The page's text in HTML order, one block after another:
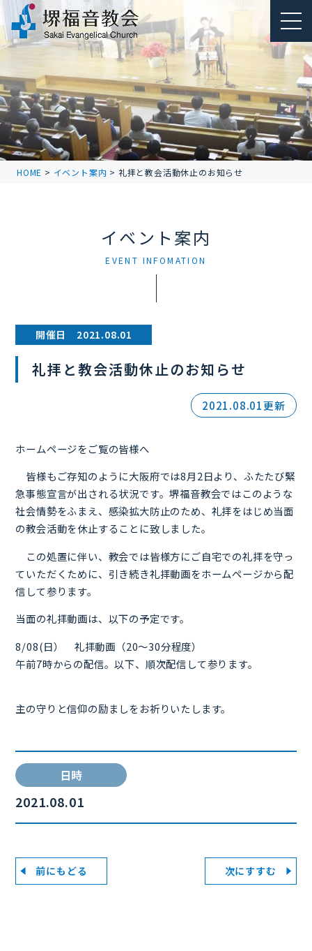
HOME > イベント案内 > 礼拝と教会活動休止のお知らせ
イベント案内
EVENT INFOMATION
開催日 2021.08.01
礼拝と教会活動休止のお知らせ
2021.08.01更新
ホームページをご覧の皆様へ
皆様もご存知のように大阪府では8月2日より、ふたたび緊
急事態宣言が出される状況です。堺福音教会ではこのような
社会情勢をふまえ、感染拡大防止のため、礼拝をはじめ当面
の教会活動を休止することに致しました。
この処置に伴い、教会では皆様方にご自宅での礼拝を守っ
ていただくために、引き続き礼拝動画をホームページから配
信して参ります。
当面の礼拝動画は、以下の予定です。
8/08(日） 礼拝動画（20～30分程度）
午前7時からの配信。以下、順次配信して参ります。
主の守りと信仰の励ましをお祈りいたします。
日時
2021.08.01
前にもどる 次にすすむ